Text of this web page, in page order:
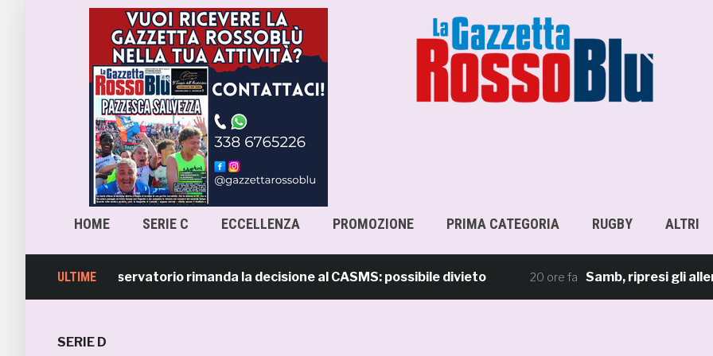
HOME SERIE C ECCELLENZA PROMOZIONE PRIMA CATEGORIA RUGBY ALTRI
ULTIME
Samb, l’Osservatorio rimanda la decisione al CASMS: possibile divieto 20 ore fa Samb, ripresi gli
SERIE D